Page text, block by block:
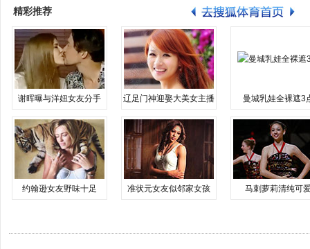
精彩推荐
谢晖曝与洋妞女友分手 辽足门神迎娶大美女主播 曼城乳娃全裸遮3
约翰逊女友野味十足 准状元女友似邻家女孩 马刺萝莉清纯可